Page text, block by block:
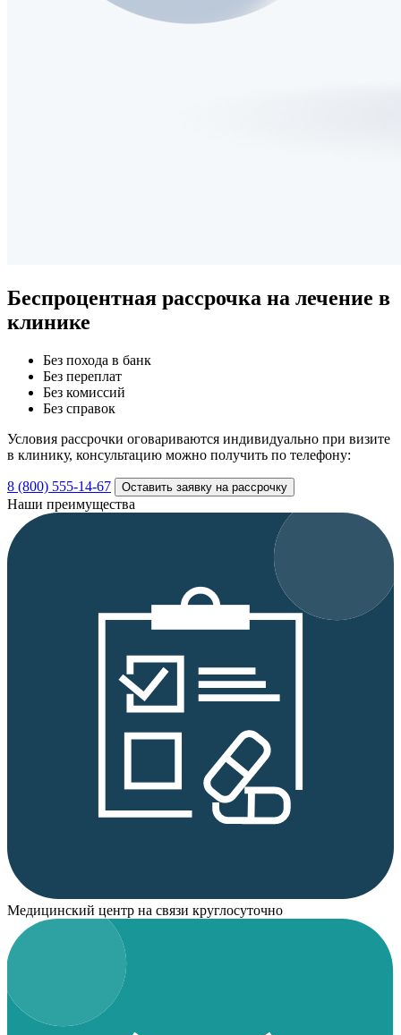
Беспроцентная рассрочка на лечение в
клинике
Без похода в банк
Без переплат
Без комиссий
Без справок
Условия рассрочки оговариваются индивидуально при визите
в клинику, консультацию можно получить по телефону:
8 (800) 555-14-67 Оставить заявку на рассрочку
Наши преимущества
Медицинский центр на связи круглосуточно